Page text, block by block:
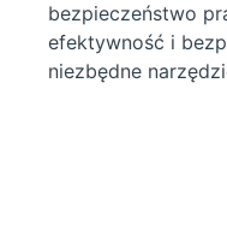
bezpieczeństwo
efektywność i
niezbędne